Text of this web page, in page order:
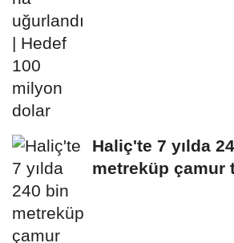
Haliç'te 7 yılda
metreküp çamur